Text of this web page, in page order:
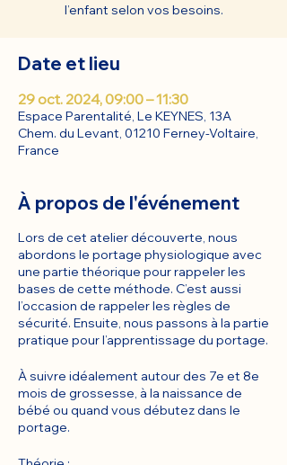
l’enfant selon vos besoins.
Date et lieu
29 oct. 2024, 09:00 – 11:30
Espace Parentalité, Le KEYNES, 13A
Chem. du Levant, 01210 Ferney-Voltaire,
France
À propos de l'événement
Lors de cet atelier découverte, nous
abordons le portage physiologique avec
une partie théorique pour rappeler les
bases de cette méthode. C’est aussi
l’occasion de rappeler les règles de
sécurité. Ensuite, nous passons à la partie
pratique pour l’apprentissage du portage.
À suivre idéalement autour des 7e et 8e
mois de grossesse, à la naissance de
bébé ou quand vous débutez dans le
portage.